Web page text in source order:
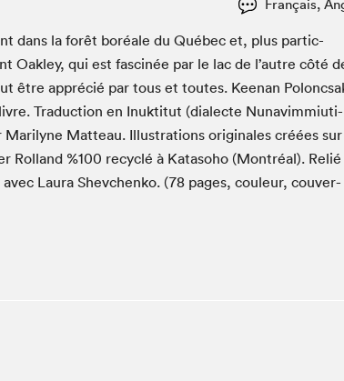
Espace ado | Lis-moi MTL
Espace des tout-petits
Espace Radio-Canada
La cabane à culture
La Maison des libraires
Le Salon dans ta classe
Liseur Public
Français,
dans la forêt boréale du Québec et, plus par­ti­c­
Oak­ley, qui est fascinée par le lac de l’autre côté
être appré­cié par tous et toutes. Keenan
Tra­duc­tion en Inuk­ti­tut (dialecte Nunav­im­miu­ti­
Mat­teau. Illus­tra­tions orig­i­nales créées sur
Rol­land %100 recy­clé à Kata­so­ho (Mon­tréal). Relié
Lau­ra Shevchenko. (78pages, couleur, cou­ver­